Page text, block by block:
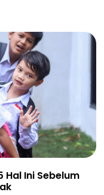
Hal Ini Sebelum